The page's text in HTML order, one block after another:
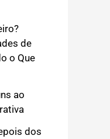
de
o Que
ao
dos